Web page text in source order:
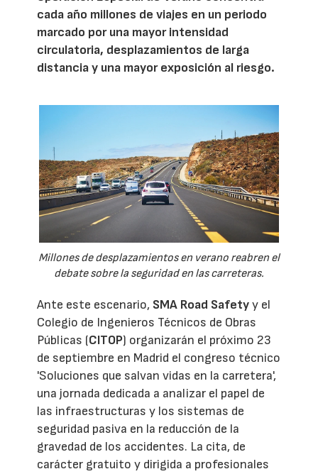
cada año millones de viajes en un periodo
marcado por una mayor intensidad
circulatoria, desplazamientos de larga
distancia y una mayor exposición al riesgo.
Millones de desplazamientos en verano reabren el
debate sobre la seguridad en las carreteras.
Ante este escenario, SMA Road Safetyy el
Colegio de Ingenieros Técnicos de Obras
Públicas (CITOP) organizarán el próximo 23
de septiembre en Madrid el congreso técnico
'Soluciones que salvan vidas en la carretera',
una jornada dedicada a analizar el papel de
las infraestructuras y los sistemas de
seguridad pasiva en la reducción de la
gravedad de los accidentes. La cita, de
carácter gratuito y dirigida a profesionales